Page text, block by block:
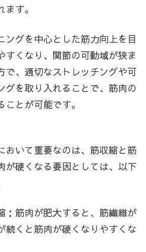
す。
ングを中心とした筋力向上を目
すくなり、関節の可動域が狭ま
で、適切なストレッチングや可
グを取り入れることで、筋肉の
とが可能です。
おいて重要なのは、筋収縮と筋
が硬くなる要因としては、以下
：筋肉が肥大すると、筋繊維が
続くと筋肉が硬くなりやすくな